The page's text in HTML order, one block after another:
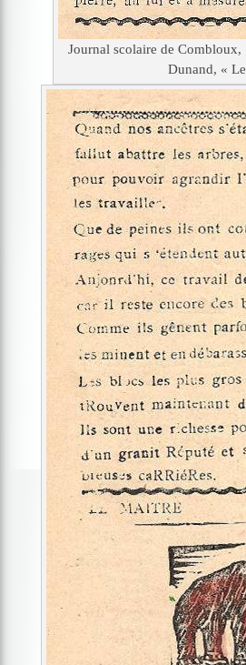
Journal scolaire de
Dunand, «